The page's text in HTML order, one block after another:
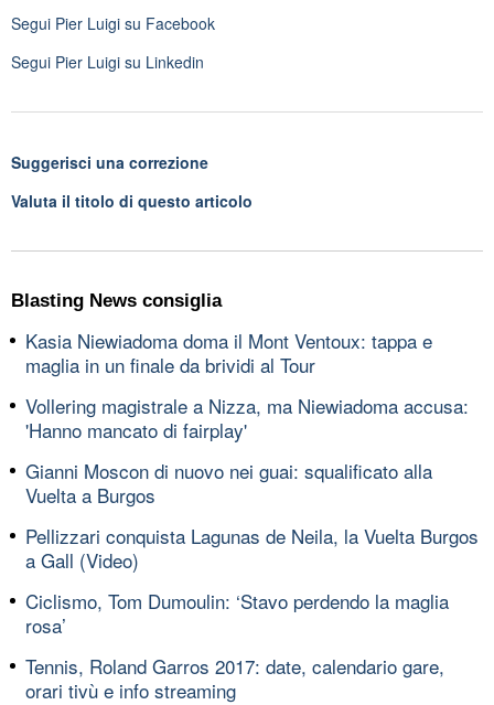
Segui Pier Luigi su Facebook
Segui Pier Luigi su Linkedin
Suggerisci una correzione
Valuta il titolo di questo articolo
Blasting News consiglia
Kasia Niewiadoma doma il Mont Ventoux: tappa e
maglia in un finale da brividi al Tour
Vollering magistrale a Nizza, ma Niewiadoma accusa:
'Hanno mancato di fairplay'
Gianni Moscon di nuovo nei guai: squalificato alla
Vuelta a Burgos
Pellizzari conquista Lagunas de Neila, la Vuelta Burgos
a Gall (Video)
Ciclismo, Tom Dumoulin: ‘Stavo perdendo la maglia
rosa’
Tennis, Roland Garros 2017: date, calendario gare,
orari tivù e info streaming